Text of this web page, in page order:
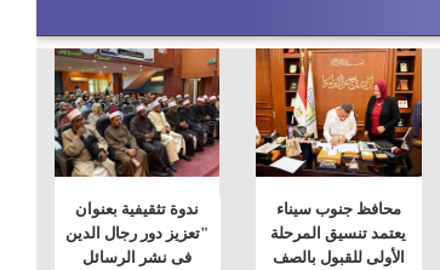
محافظ جنوب سيناء
يعتمد تنسيق المرحلة
الأولى للقبول بالصف
ندوة تثقيفية بعنوان
"تعزيز دور رجال الدين
فى نشر الرسائل